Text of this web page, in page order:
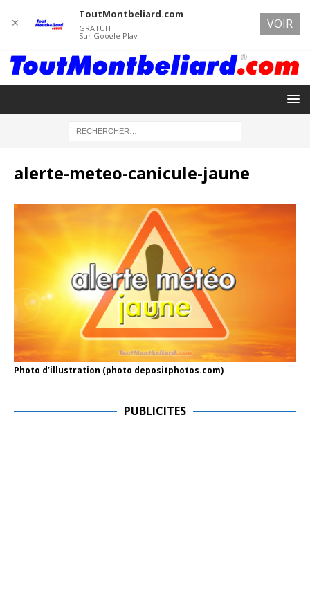
alerte-meteo-canicule-jaune
Photo d’illustration (photo depositphotos.com)
PUBLICITES
✕
ToutMontbeliard.com
GRATUIT
Sur Google Play
VOIR